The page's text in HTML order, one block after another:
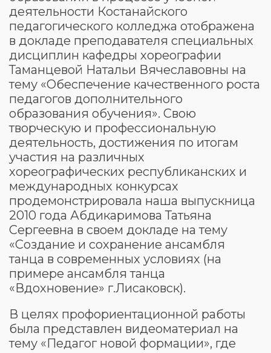
деятельности Костанайского
педагогического колледжа отображена
в докладе преподавателя специальных
дисциплин кафедры хореографии
Таманцевой Натальи Вячеславовны на
тему «Обеспечение качественного роста
педагогов дополнительного
образования обучения». Свою
творческую и профессиональную
деятельность, достижения по итогам
участия на различных
хореографических республиканских и
международных конкурсах
продемонстрировала наша выпускница
2010 года Абдикаримова Татьяна
Сергеевна в своем докладе на тему
«Создание и сохранение ансамбля
танца в современных условиях (на
примере ансамбля танца
«Вдохновение» г.Лисаковск).
В целях профориентационной работы
была представлен видеоматериал на
тему «Педагог новой формации», где